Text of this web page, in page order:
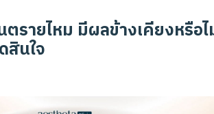
ายไหม มีผลข้างเคียงหรือไ
นใจ